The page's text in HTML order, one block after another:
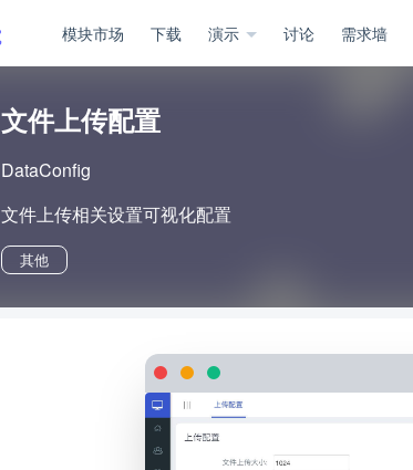
模块市场 下载 演示 讨论 需求墙
文件上传配置
DataConfig
文件上传相关设置可视化配置
其他